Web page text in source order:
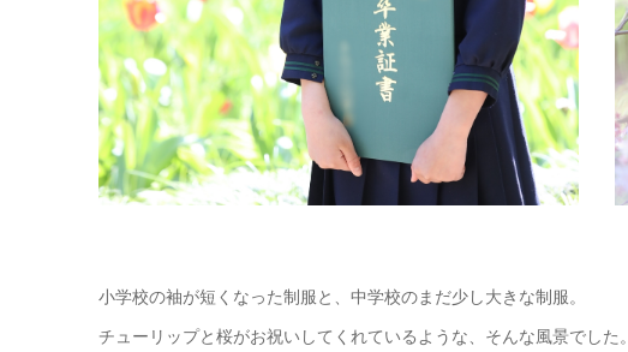
小学校の袖が短くなった制服と、中学校のまだ少し大きな制服。
チューリップと桜がお祝いしてくれているような、そんな風景でした。